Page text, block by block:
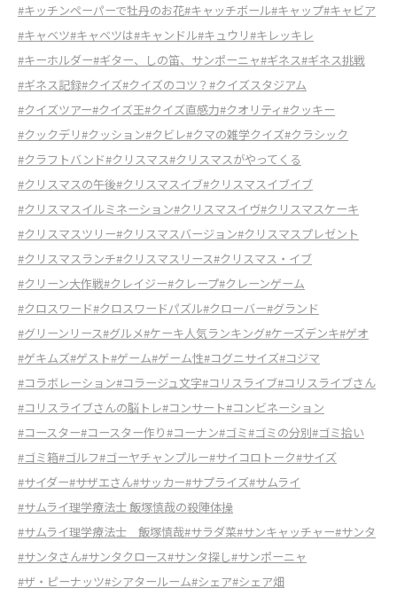
#キッチンペーパーで牡丹のお花#キャッチボール#キャップ#キャビア
#キャベツ#キャベツは#キャンドル#キュウリ#キレッキレ
#キーホルダー#ギター、しの笛、サンポーニャ#ギネス#ギネス挑戦
#ギネス記録#クイズ#クイズのコツ？ #クイズスタジアム
#クイズツアー#クイズ王#クイズ直感力#クオリティ#クッキー
#クックデリ#クッション#クビレ#クマの雑学クイズ#クラシック
#クラフトバンド#クリスマス#クリスマスがやってくる
#クリスマスの午後#クリスマスイブ#クリスマスイブイブ
#クリスマスイルミネーション#クリスマスイヴ#クリスマスケーキ
#クリスマスツリー#クリスマスバージョン#クリスマスプレゼント
#クリスマスランチ#クリスマスリース#クリスマス・イブ
#クリーン大作戦#クレイジー#クレープ#クレーンゲーム
#クロスワード#クロスワードパズル#クローバー#グランド
#グリーンリース#グルメ#ケーキ人気ランキング#ケーズデンキ#ゲオ
#ゲキムズ#ゲスト#ゲーム#ゲーム性#コグニサイズ#コジマ
#コラボレーション#コラージュ文字#コリスライブ#コリスライブさん
#コリスライブさんの脳トレ#コンサート#コンビネーション
#コースター#コースター作り#コーナン#ゴミ#ゴミの分別#ゴミ拾い
#ゴミ箱#ゴルフ#ゴーヤチャンプルー#サイコロトーク#サイズ
#サイダー#サザエさん#サッカー#サプライズ#サムライ
#サムライ理学療法士 飯塚慎哉の殺陣体操
#サムライ理学療法士 飯塚慎哉#サラダ菜#サンキャッチャー#サンタ
#サンタさん#サンタクロース#サンタ探し#サンポーニャ
#ザ・ピーナッツ#シアタールーム#シェア#シェア畑